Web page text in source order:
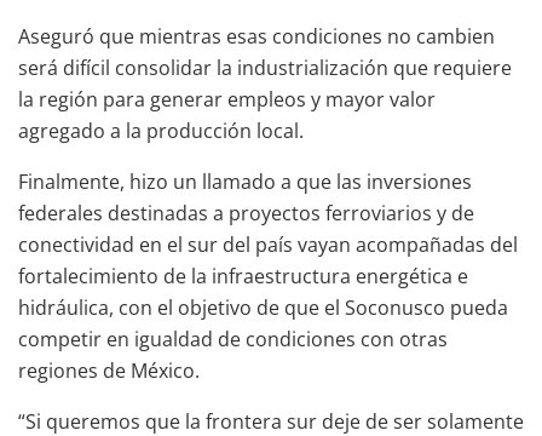
Aseguró que mientras esas condiciones no cambien
será difícil consolidar la industrialización que requiere
la región para generar empleos y mayor valor
agregado a la producción local.
Finalmente, hizo un llamado a que las inversiones
federales destinadas a proyectos ferroviarios y de
conectividad en el sur del país vayan acompañadas del
fortalecimiento de la infraestructura energética e
hidráulica, con el objetivo de que el Soconusco pueda
competir en igualdad de condiciones con otras
regiones de México.
“Si queremos que la frontera sur deje de ser solamente